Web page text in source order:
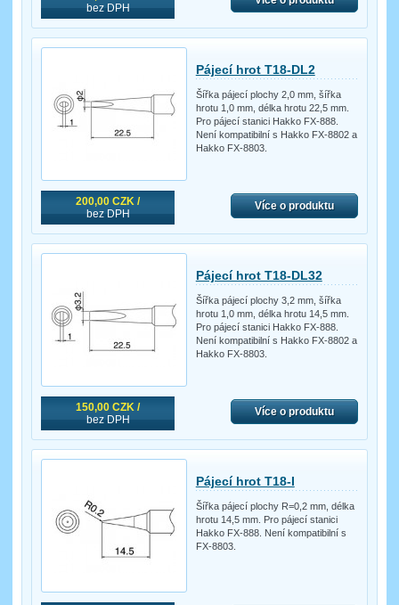
bez DPH
200,00 CZK /
bez DPH
Pájecí hrot T18-DL2
Šířka pájecí plochy 2,0 mm, šířka
hrotu 1,0 mm, délka hrotu 22,5 mm.
Pro pájecí stanici Hakko FX-888.
Není kompatibilní s Hakko FX-8802 a
Hakko FX-8803.
Více o produktu
150,00 CZK /
bez DPH
Pájecí hrot T18-DL32
Šířka pájecí plochy 3,2 mm, šířka
hrotu 1,0 mm, délka hrotu 14,5 mm.
Pro pájecí stanici Hakko FX-888.
Není kompatibilní s Hakko FX-8802 a
Hakko FX-8803.
Více o produktu
Pájecí hrot T18-I
Šířka pájecí plochy R=0,2 mm, délka
hrotu 14,5 mm. Pro pájecí stanici
Hakko FX-888. Není kompatibilní s
FX-8803.